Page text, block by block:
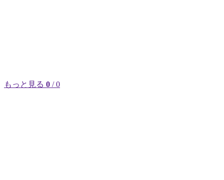
もっと見る 0 / 0